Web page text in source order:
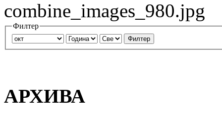
Филтер
Филтер
АРХИВА